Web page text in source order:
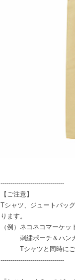
--------------------------------
【ご注意】
Tシャツ、ジュートバッ
ります。
（例）ネコネコマーケ
刺繍ポーチ＆ハンカ
Tシャツと同時にご
--------------------------------